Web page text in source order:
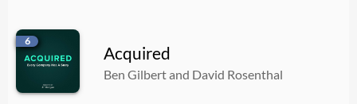
6
Acquired
Ben Gilbert and David Rosenthal